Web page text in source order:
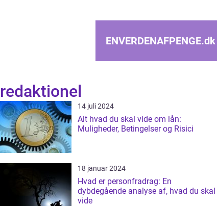
ENVERDENAFPENGE.dk
redaktionel
14 juli 2024
Alt hvad du skal vide om lån:
Muligheder, Betingelser og Risici
18 januar 2024
Hvad er personfradrag: En
dybdegående analyse af, hvad du skal
vide